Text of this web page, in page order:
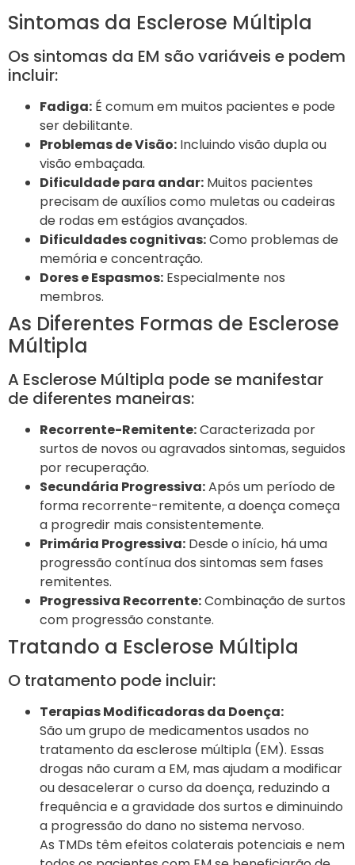
Sintomas da Esclerose Múltipla
Os sintomas da EM são variáveis e podem
incluir:
Fadiga: É comum em muitos pacientes e pode
ser debilitante.
Problemas de Visão: Incluindo visão dupla ou
visão embaçada.
Dificuldade para andar: Muitos pacientes
precisam de auxílios como muletas ou cadeiras
de rodas em estágios avançados.
Dificuldades cognitivas:Como problemas de
memória e concentração.
Dores e Espasmos: Especialmente nos
membros.
As Diferentes Formas de Esclerose
Múltipla
A Esclerose Múltipla pode se manifestar
de diferentes maneiras:
Recorrente-Remitente:Caracterizada por
surtos de novos ou agravados sintomas, seguidos
por recuperação.
Secundária Progressiva:Após um período de
forma recorrente-remitente, a doença começa
a progredir mais consistentemente.
Primária Progressiva: Desde o início, há uma
progressão contínua dos sintomas sem fases
remitentes.
Progressiva Recorrente:Combinação de surtos
com progressão constante.
Tratando a Esclerose Múltipla
O tratamento pode incluir:
Terapias Modificadoras da Doença:
São um grupo de medicamentos usados no
tratamento da esclerose múltipla (EM). Essas
drogas não curam a EM, mas ajudam a modificar
ou desacelerar o curso da doença, reduzindo a
frequência e a gravidade dos surtos e diminuindo
a progressão do dano no sistema nervoso.
As TMDs têm efeitos colaterais potenciais e nem